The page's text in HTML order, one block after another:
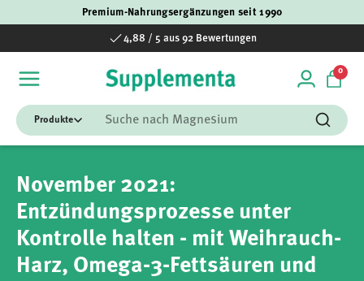
Premium-Nahrungsergänzungen seit 1990
4,88 / 5 aus 92 Bewertungen
Einloggen
00
Suchen
Suchen
November 2021:
Entzündungsprozesse unter
Kontrolle halten - mit Weihrauch-
Harz, Omega-3-Fettsäuren und